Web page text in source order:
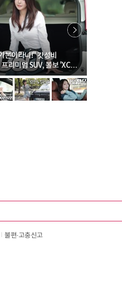
본이라니!" 갓성비
리미엄 SUV, 볼보 'XC60
불편∙고충신고